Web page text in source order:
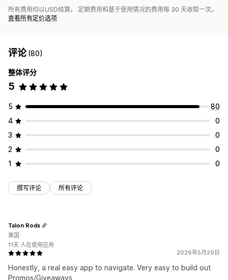
所有费用均以USD结算。 定期费用和基于使用情况的费用每 30 天收取一次。
查看所有定价选项
评论(80)
整体评分
5
5
80
4
0
3
0
2
0
1
0
撰写评论 所有评论
2026年5月29日
Honestly, a real easy app to navigate. Very easy to build out
Promos/Giveaways
Talon Rods
美国
11天 人在使用应用